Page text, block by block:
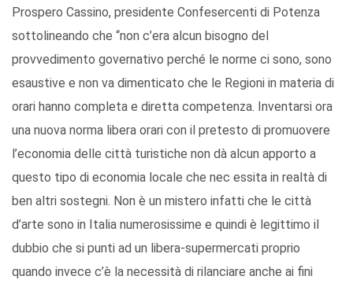
Prospero Cassino, presidente Confesercenti di Potenza
sottolineando che “non c’era alcun bisogno del
provvedimento governativo perché le norme ci sono, sono
esaustive e non va dimenticato che le Regioni in materia di
orari hanno completa e diretta competenza. Inventarsi ora
una nuova norma libera orari con il pretesto di promuovere
l’economia delle città turistiche non dà alcun apporto a
questo tipo di economia locale che nec essita in realtà di
ben altri sostegni. Non è un mistero infatti che le città
d’arte sono in Italia numerosissime e quindi è legittimo il
dubbio che si punti ad un libera-supermercati proprio
quando invece c’è la necessità di rilanciare anche ai fini